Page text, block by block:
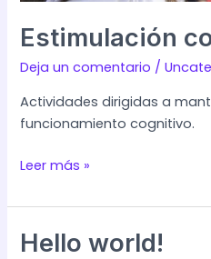
Estimulación
Deja un comentario /
Actividades dirigidas a
funcionamiento cognitivo.
Leer más »
Hello world!
Hello